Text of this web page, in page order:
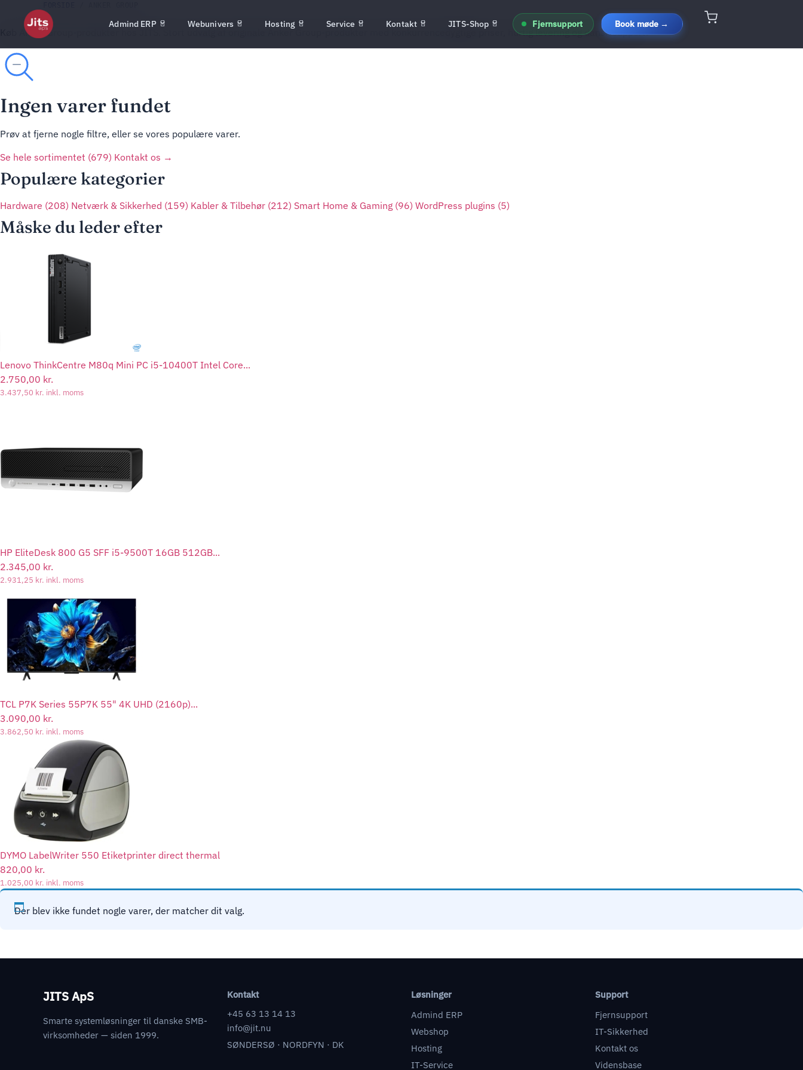
Admind ERP Webunivers Hosting Service Kontakt JITS-Shop Fjernsupport Book møde →
Køb Anker Group-produkter hos JITS. Stort udvalg af originale Anker Group-produkter med konkurrencedygtige priser, hurtig levering og dansk support.
Ingen varer fundet
Prøv at fjerne nogle filtre, eller se vores populære varer.
Se hele sortimentet (679) Kontakt os →
Populære kategorier
Hardware (208) Netværk & Sikkerhed (159) Kabler & Tilbehør (212) Smart Home & Gaming (96) WordPress plugins (5)
Måske du leder efter
Lenovo ThinkCentre M80q Mini PC i5-10400T Intel Core...
2.750,00 kr.
3.437,50 kr. inkl. moms
HP EliteDesk 800 G5 SFF i5-9500T 16GB 512GB...
2.345,00 kr.
2.931,25 kr. inkl. moms
TCL P7K Series 55P7K 55" 4K UHD (2160p)...
3.090,00 kr.
3.862,50 kr. inkl. moms
DYMO LabelWriter 550 Etiketprinter direct thermal
820,00 kr.
1.025,00 kr. inkl. moms
Der blev ikke fundet nogle varer, der matcher dit valg.
JITS ApS
Smarte systemløsninger til danske SMB-
virksomheder — siden 1999.
Kontakt
+45 63 13 14 13
info@jit.nu
SØNDERSØ · NORDFYN · DK
Løsninger
Admind ERP
Webshop
Hosting
IT-Service
Support
Fjernsupport
IT-Sikkerhed
Kontakt os
Vidensbase